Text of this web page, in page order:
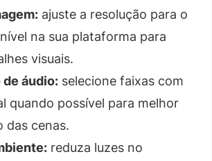
ajuste a resolução para o
na sua plataforma para
visuais.
áudio: selecione faixas com
quando possível para melhor
das cenas.
reduza luzes no